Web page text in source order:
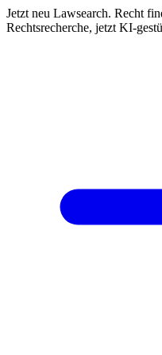
Jetzt neu Lawsearch. Recht
Rechtsrecherche, jetzt KI-